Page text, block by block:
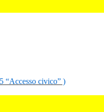
“Accesso civico” )